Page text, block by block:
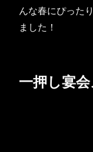
んな春にぴった
ました！
一押し宴会